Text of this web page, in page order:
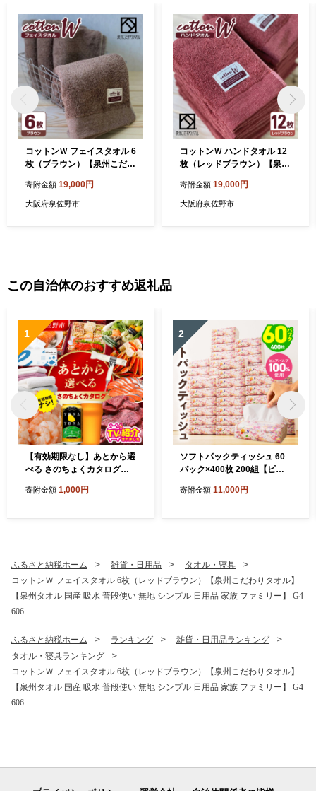
コットンＷ フェイスタオル 6
枚（ブラウン）【泉州こだわ
産 吸水 普段使い 無地 シンプ
ル 日用品 家族 ファミリー】
寄附金額 19,000円
大阪府泉佐野市
コットンＷ ハンドタオル 12
枚（レッドブラウン）【泉州
ル 国産 吸水 普段使い 無地
シンプル 日用品 家族 ファミ
寄附金額 19,000円
大阪府泉佐野市
この自治体のおすすめ返礼品
1
【有効期限なし】あとから選
べる さのちょくカタログ
佐野市 ふるさとギフト 4000
寄附金額 1,000円
2
ソフトパックティッシュ 60
パック×400枚 200組【ピュ
急上昇 まとめ買い 日用品 常
寄附金額 11,000円
ふるさと納税ホーム 雑貨・日用品
タオル・寝具
コットンＷ フェイスタオル 6枚（レッドブラウン）【泉州こだわりタオル】
【泉州タオル 国産 吸水 普段使い 無地 シンプル 日用品 家族 ファミリー】 G4
606
ふるさと納税ホーム ランキング
雑貨・日用品ランキング
タオル・寝具ランキング
コットンＷ フェイスタオル 6枚（レッドブラウン）【泉州こだわりタオル】
【泉州タオル 国産 吸水 普段使い 無地 シンプル 日用品 家族 ファミリー】 G4
606